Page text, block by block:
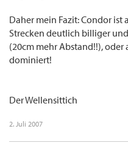
Daher mein Fazit: Condor
Strecken deutlich billiger
(20cm mehr Abstand!!), oder
dominiert!
Der Wellensittich
2. Juli 2007